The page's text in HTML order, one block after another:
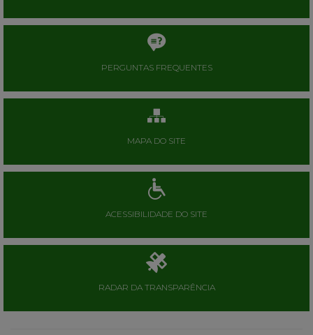
PERGUNTAS FREQUENTES
MAPA DO SITE
ACESSIBILIDADE DO SITE
RADAR DA TRANSPARÊNCIA